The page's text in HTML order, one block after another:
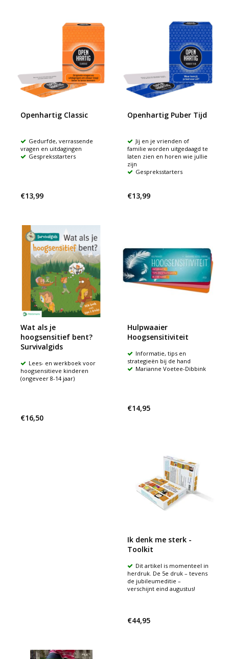
Openhartig Classic
Gedurfde, verrassende
vragen en uitdagingen
Gespreksstarters
€13,99
Openhartig Puber Tijd
Jij en je vrienden of
familie worden uitgedaagd te
laten zien en horen wie jullie
zijn
Gespreksstarters
€13,99
Wat als je
hoogsensitief bent?
Survivalgids
Lees- en werkboek voor
hoogsensitieve kinderen
(ongeveer 8-14 jaar)
€16,50
Hulpwaaier
Hoogsensitiviteit
Informatie, tips en
strategieën bij de hand
Marianne Voetee-Dibbink
€14,95
Ik denk me sterk -
Toolkit
Dit artikel is momenteel in
herdruk. De 5e druk – tevens
de jubileumeditie –
verschijnt eind augustus!
€44,95